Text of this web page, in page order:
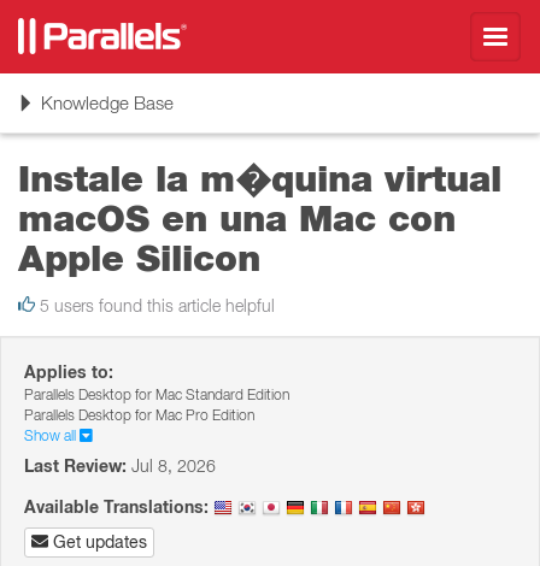
ToggleKnowledge Base
Instale la m�quina virtual
macOS en una Mac con
Apple Silicon
5 users found this article helpful
Applies to:
Parallels Desktop for Mac Standard Edition
Parallels Desktop for Mac Pro Edition
Show all
Last Review: Jul 8, 2026
Available Translations:
Get updates